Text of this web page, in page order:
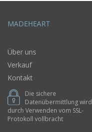
MADEHEART
Über uns
Verkauf
Kontakt
Die sichere
Datenübermittlung wird
durch Verwenden vom SSL-
Protokoll vollbracht